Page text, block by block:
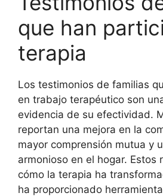
que han
terapia
Los testimonios de familias
en trabajo terapéutico son
evidencia de su efectividad.
reportan una mejora en la
mayor comprensión mutua y
armonioso en el hogar. Estos
cómo la terapia ha
ha proporcionado